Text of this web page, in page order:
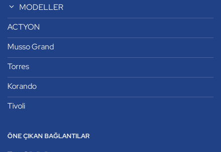
MODELLER
ACTYON
Musso Grand
Torres
Korando
Tivoli
ÖNE ÇIKAN BAĞLANTILAR